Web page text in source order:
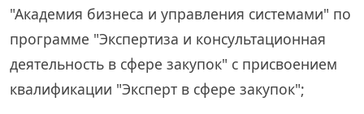
"Академия бизнеса и управления системами" по
программе "Экспертиза и консультационная
деятельность в сфере закупок" с присвоением
квалификации "Эксперт в сфере закупок";